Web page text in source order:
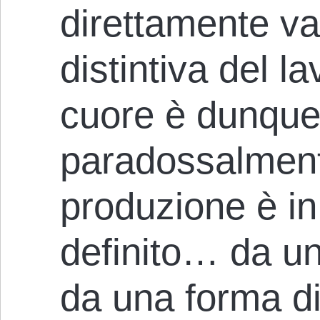
direttamente
distintiva del
cuore è
produzione è
definito… da
da una forma